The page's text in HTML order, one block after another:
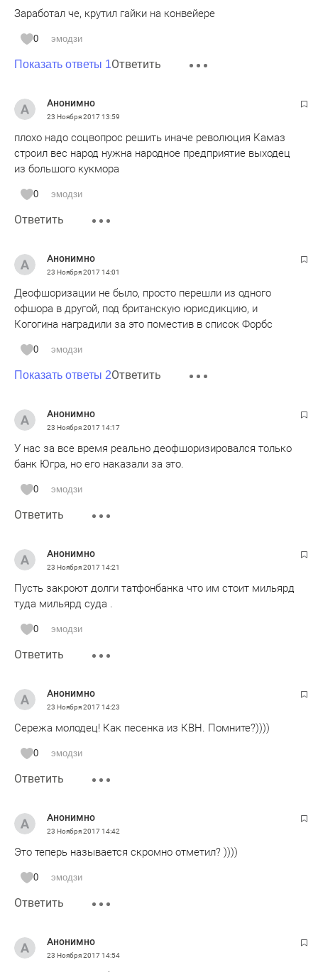
Заработал че, крутил гайки на конвейере
0 эмодзи
Показать ответы 1Ответить
Анонимно
23 Ноября 201713:59
плохо надо соцвопрос решить иначе революция Камаз
строил вес народ нужна народное предприятие выходец
из большого кукмора
0 эмодзи
Ответить
Анонимно
23 Ноября 201714:01
Деофшоризации не было, просто перешли из одного
офшора в другой, под британскую юрисдикцию, и
Когогина наградили за это поместив в список Форбс
0 эмодзи
Показать ответы 2Ответить
Анонимно
23 Ноября 201714:17
У нас за все время реально деофшоризировался только
банк Югра, но его наказали за это.
0 эмодзи
Ответить
Анонимно
23 Ноября 201714:21
Пусть закроют долги татфонбанка что им стоит мильярд
туда мильярд суда .
0 эмодзи
Ответить
Анонимно
23 Ноября 201714:23
Сережа молодец! Как песенка из КВН. Помните?))))
0 эмодзи
Ответить
Анонимно
23 Ноября 201714:42
Это теперь называется скромно отметил? ))))
0 эмодзи
Ответить
Анонимно
23 Ноября 201714:54